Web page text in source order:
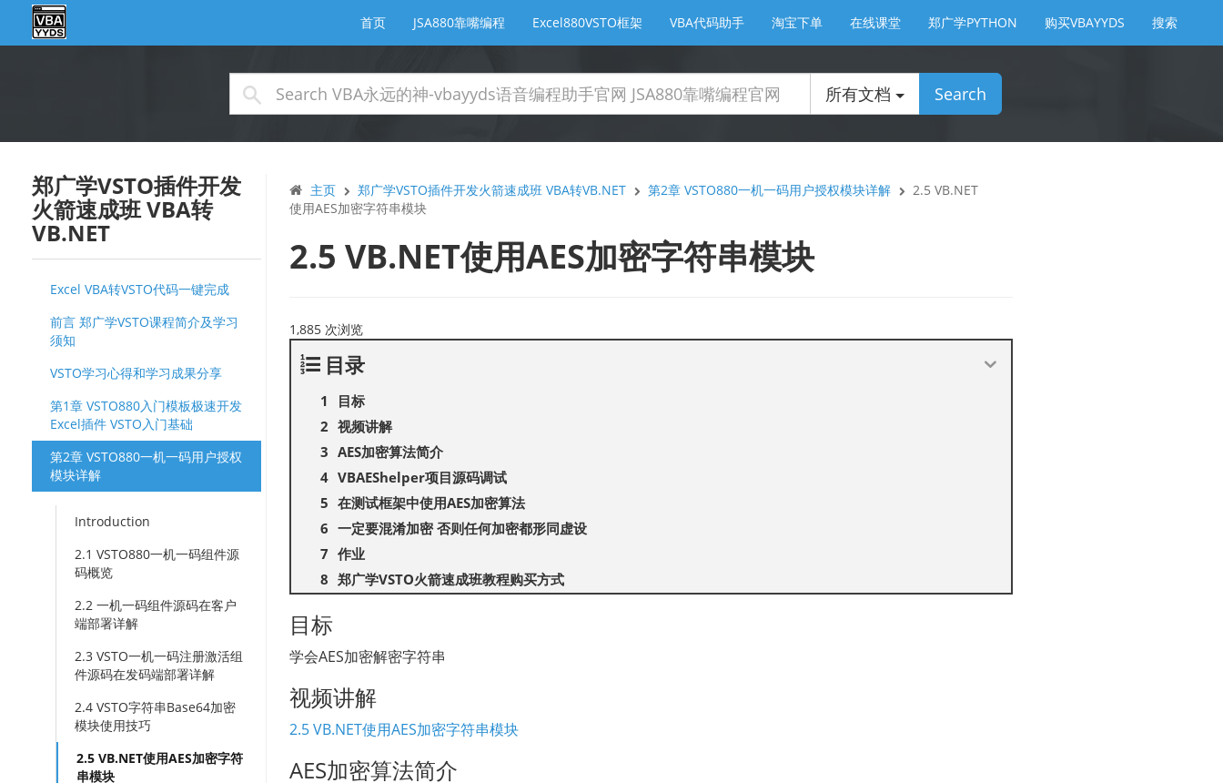
首页 JSA880靠嘴编程 Excel880VSTO框架 VBA代码助手 淘宝下单 在线课堂 郑广学PYTHON 购买VBAYYDS 搜索
所有文档 Search
郑广学VSTO插件开发
火箭速成班 VBA转
VB.NET
Excel VBA转VSTO代码一键完成
前言 郑广学VSTO课程简介及学习
须知
VSTO学习心得和学习成果分享
第1章 VSTO880入门模板极速开发
Excel插件 VSTO入门基础
第2章 VSTO880一机一码用户授权
模块详解
Introduction
2.1 VSTO880一机一码组件源
码概览
2.2 一机一码组件源码在客户
端部署详解
2.3 VSTO一机一码注册激活组
件源码在发码端部署详解
2.4 VSTO字符串Base64加密
模块使用技巧
2.5 VB.NET使用AES加密字符
串模块
主页 郑广学VSTO插件开发火箭速成班 VBA转VB.NET 第2章 VSTO880一机一码用户授权模块详解
2.5 VB.NET
使用AES加密字符串模块
2.5 VB.NET使用AES加密字符串模块
1,885 次浏览
目录
目标
视频讲解
AES加密算法简介
VBAEShelper项目源码调试
在测试框架中使用AES加密算法
一定要混淆加密 否则任何加密都形同虚设
作业
郑广学VSTO火箭速成班教程购买方式
目标
学会AES加密解密字符串
视频讲解
2.5 VB.NET使用AES加密字符串模块
AES加密算法简介